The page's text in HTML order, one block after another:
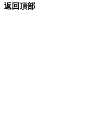
返回頂部